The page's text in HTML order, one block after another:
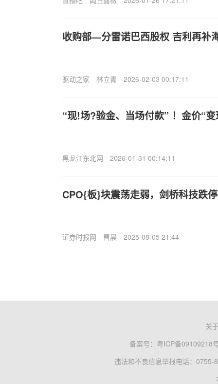
收购部—分雷诺巴西股权 吉利再补
驱动之家 林立青 2026-02-03 00:17:11
“现!场?验金、当场付款” ！金价“
黑龙江东北网 2026-01-31 00:14:11
CPO{板}块震荡走弱，剑桥科技跌停
证券时报网 曹晨 2025-08-05 21:44
关
备案号： 粤ICP备09109218
违法和不良信息举报电话：0755-